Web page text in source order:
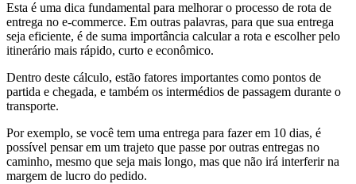
Esta é uma dica fundamental para melhorar o processo de rota de
entrega no e-commerce. Em outras palavras, para que sua entrega
seja eficiente, é de suma importância calcular a rota e escolher pelo
itinerário mais rápido, curto e econômico.
Dentro deste cálculo, estão fatores importantes como pontos de
partida e chegada, e também os intermédios de passagem durante o
transporte.
Por exemplo, se você tem uma entrega para fazer em 10 dias, é
possível pensar em um trajeto que passe por outras entregas no
caminho, mesmo que seja mais longo, mas que não irá interferir na
margem de lucro do pedido.